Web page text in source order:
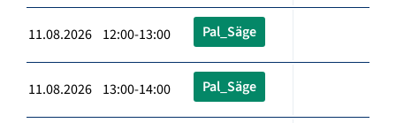
11.08.2026 12:00-13:00 Pal_Säge
11.08.2026 13:00-14:00 Pal_Säge